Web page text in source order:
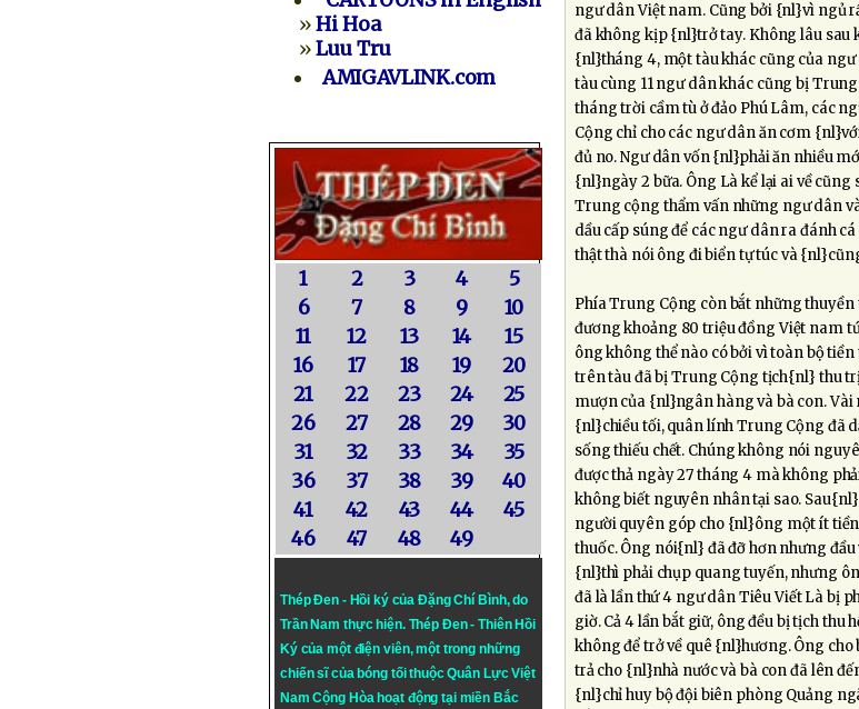
»Hi Hoa
»Luu Tru
AMIGAVLINK.com
1 2 3 4
5
6
7 8 9
10
11
12 13 14
15
16
17 18 19
20
21
22 23 24
25
26
27 28 29
30
31
32 33 34
35
36
37 38 39
40
41
42 43 44
45
46
47 48 49
Thép Đen - Hồi ký của Đặng Chí Bình, do
Trần Nam thực hiện. Thép Đen- Thiên Hồi
Ký của một điện viên, một trong những
chiến sĩ của bóng tối thuộc Quân Lực Việt
Nam Cộng Hòa hoạt động tại miền Bắc
ngư dân Việt nam. Cũng bởi {nl}vì ngủ
đã không kịp {nl}trở tay. Không lâu sau
{nl}tháng 4, một tàu khác cũng của
tàu cùng 11 ngư dân khác cũng bị
tháng trời cầm tù ở đảo Phú Lâm, các
Cộng chỉ cho các ngư dân ăn cơm
đủ no. Ngư dân vốn {nl}phải ăn nhiều
{nl}ngày 2 bữa. Ông Là kể lại ai về
Trung cộng thẩm vấn những ngư dân
dầu cấp súng để các ngư dân ra đánh
thật thà nói ông đi biển tự túc và
Phía Trung Cộng còn bắt những
đương khoảng 80 triệu đồng Việt nam
ông không thể nào có bởi vì toàn bộ
trên tàu đã bị Trung Cộng tịch{nl} thu
mượn của {nl}ngân hàng và bà con.
{nl}chiều tối, quân lính Trung Cộng đã
sống thiếu chết. Chúng không nói
được thả ngày 27 tháng 4 mà không
không biết nguyên nhân tại sao.
người quyên góp cho {nl}ông một ít
thuốc. Ông nói{nl} đã đỡ hơn nhưng
{nl}thì phải chụp quang tuyến, nhưng
đã là lần thứ 4 ngư dân Tiêu Viết Là bị
giờ. Cả 4 lần bắt giữ, ông đều bị tịch thu
không để trở về quê {nl}hương. Ông
trả cho {nl}nhà nước và bà con đã lên
{nl}chỉ huy bộ đội biên phòng Quảng